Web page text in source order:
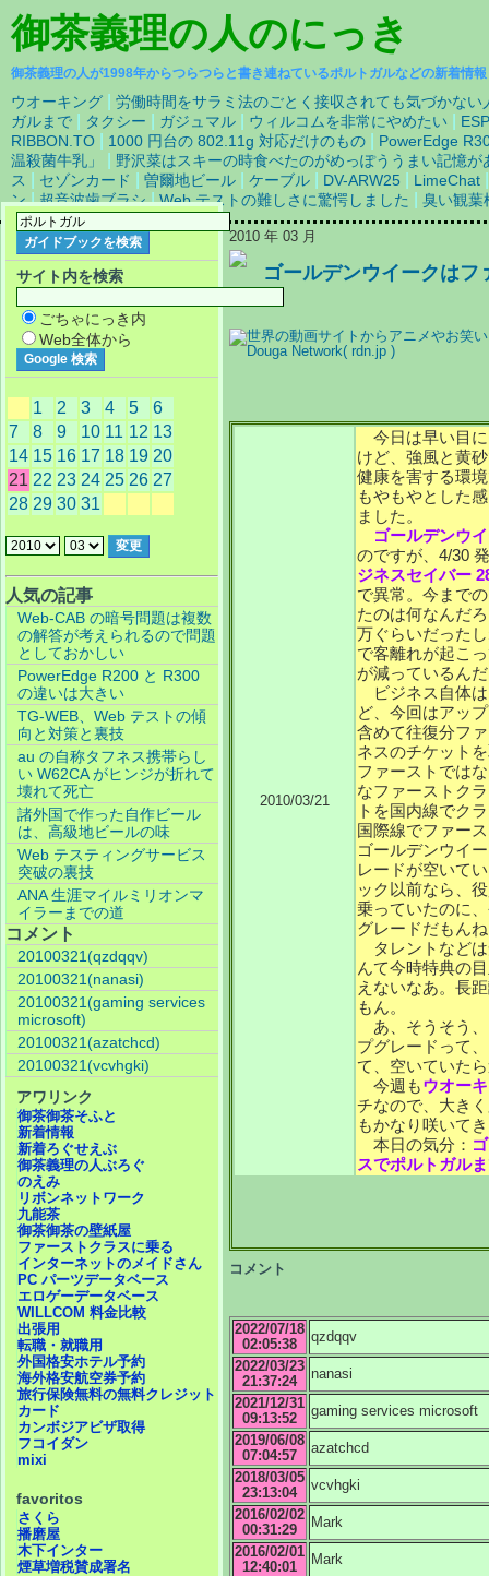
御茶義理の人のにっき
御茶義理の人が1998年からつらつらと書き連ねているポルトガルなどの新着情報
ウオーキング
労働時間をサラミ法のごとく接収されても気づかない
ガルまで
タクシー ガジュマル ウィルコムを非常にやめたい
RIBBON.TO
1000 円台の 802.11g 対応だけのもの
PowerEdge
温殺菌牛乳」
野沢菜はスキーの時食べたのがめっぽううまい記憶が
ス
セゾンカード 曽爾地ビール ケーブル DV-ARW25 LimeChat
ン |超音波歯ブラシ |Web テストの難しさに驚愕しました 臭い観葉
2010 年 03 月
ゴールデンウイークは
で
2010/03/21
今日は早い目に
けど、強風と黄
健康を害する環
もやもやとした
ました。
ゴールデンウ
のですが、4/30
ジネスセイバー
で異常。今まで
たのは何なんだ
万ぐらいだった
で客離れが起こ
が減っているん
ビジネス自体は
ど、今回はアッ
含めて往復分フ
ネスのチケット
ファーストでは
なファーストク
トを国内線でク
国際線でファー
ゴールデンウイ
レードが空いて
ック以前なら、
乗っていたのに
グレードだもん
タレントなど
んて今時特典の
えないなあ。長
もん。
あ、そうそう、
プグレードって
て、空いていた
今週もウオー
チなので、大き
もかなり咲いて
本日の気分：
スでポルトガル
コメント
2022/07/18
02:05:38
qzdqqv
2022/03/23
21:37:24
nanasi
2021/12/31
09:13:52
gaming services microsoft
2019/06/08
07:04:57
azatchcd
2018/03/05
23:13:04
vcvhgki
2016/02/02
00:31:29
Mark
2016/02/01
12:40:01
Mark
サイト内を検索
ごちゃにっき内
Web全体から
1 2 3 4 5
6
7
8 9 10 11 12 13
14 15 16 17 18 19 20
21 22 23 24 25 26 27
28 29 30 31
人気の記事
Web-CAB の暗号問題は複数
の解答が考えられるので問題
としておかしい
PowerEdge R200 と R300
の違いは大きい
TG-WEB、Web テストの傾
向と対策と裏技
au の自称タフネス携帯らし
い W62CA がヒンジが折れて
壊れて死亡
諸外国で作った自作ビール
は、高級地ビールの味
Web テスティングサービス
突破の裏技
ANA 生涯マイルミリオンマ
イラーまでの道
コメント
20100321(qzdqqv)
20100321(nanasi)
20100321(gaming services
microsoft)
20100321(azatchcd)
20100321(vcvhgki)
アワリンク
御茶御茶そふと
新着情報
新着ろぐせえぶ
御茶義理の人ぶろぐ
のえみ
リボンネットワーク
九能茶
御茶御茶の壁紙屋
ファーストクラスに乗る
インターネットのメイドさん
PC パーツデータベース
エロゲーデータベース
WILLCOM 料金比較
出張用
転職・就職用
外国格安ホテル予約
海外格安航空券予約
旅行保険無料の無料クレジット
カード
カンボジアビザ取得
フコイダン
mixi
favoritos
さくら
播磨屋
木下インター
煙草増税賛成署名